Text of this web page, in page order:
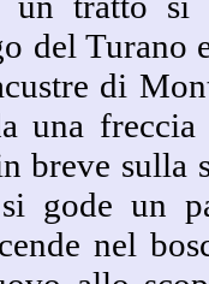
del Turano
di
una
breve
gode un
nel